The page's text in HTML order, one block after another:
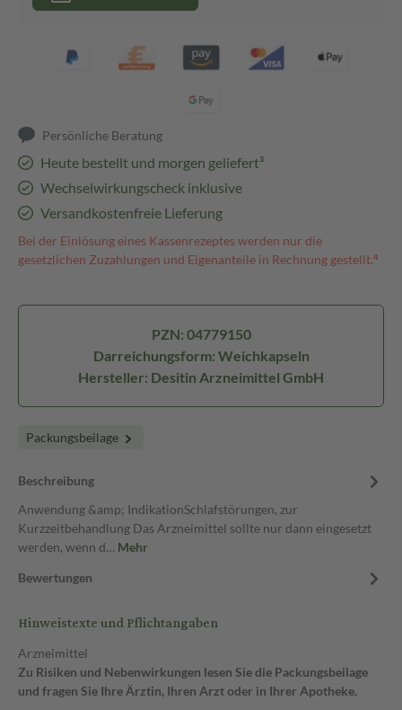
Persönliche Beratung
Heute bestellt und morgen geliefert³
Wechselwirkungscheck inklusive
Versandkostenfreie Lieferung
Bei der Einlösung eines Kassenrezeptes werden nur die
gesetzlichen Zuzahlungen und Eigenanteile in Rechnung gestellt.⁴
PZN: 04779150
Darreichungsform: Weichkapseln
Hersteller: Desitin Arzneimittel GmbH
Packungsbeilage
Beschreibung
Anwendung &amp; IndikationSchlafstörungen, zur
Kurzzeitbehandlung Das Arzneimittel sollte nur dann eingesetzt
werden, wenn d… Mehr
Bewertungen
Hinweistexte und Pflichtangaben
Arzneimittel
Zu Risiken und Nebenwirkungen lesen Sie die Packungsbeilage
und fragen Sie Ihre Ärztin, Ihren Arzt oder in Ihrer Apotheke.